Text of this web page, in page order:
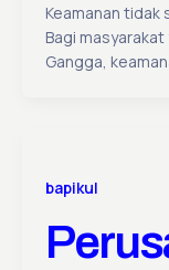
Keamanan
Bagi
Gangga,
bapikul